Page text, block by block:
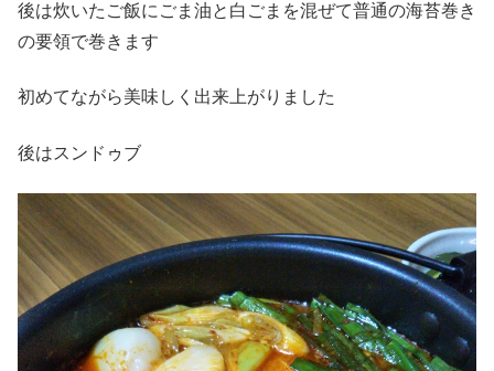
後は炊いたご飯にごま油と白ごまを混ぜて普通の海苔巻き
の要領で巻きます
初めてながら美味しく出来上がりました
後はスンドゥブ